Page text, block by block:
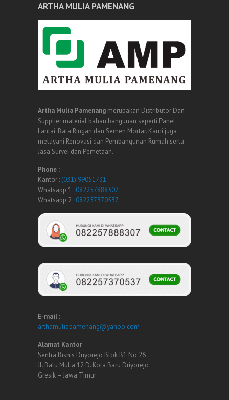
ARTHA MULIA PAMENANG
Artha Mulia Pamenang merupakan Distributor Dan
Supplier material bahan bangunan seperti Panel
Lantai, Bata Ringan dan Semen Mortar. Kami juga
melayani Renovasi dan Pembangunan Rumah serta
Jasa Survei dan Pemetaan.
Phone :
Kantor : (031) 99051731
Whatsapp 1 : 082257888307
Whatsapp 2 : 082257370537
E-mail :
arthamuliapamenang@yahoo.com
Alamat Kantor
Sentra Bisnis Driyorejo Blok B1 No.26
Jl. Batu Mulia 12 D. Kota Baru Driyorejo
Gresik – Jawa Timur